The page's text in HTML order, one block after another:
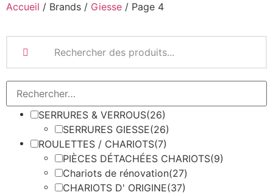
Accueil / Brands / Giesse / Page 4
SERRURES & VERROUS(26)
SERRURES GIESSE(26)
ROULETTES / CHARIOTS(7)
PIÈCES DÉTACHÉES CHARIOTS(9)
Chariots de rénovation(27)
CHARIOTS D' ORIGINE(37)